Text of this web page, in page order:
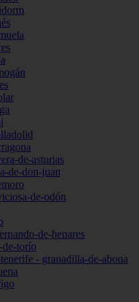
de-asturias
de-don-juan
de-odón
de-henares
de-torío
- granadilla-de-abona